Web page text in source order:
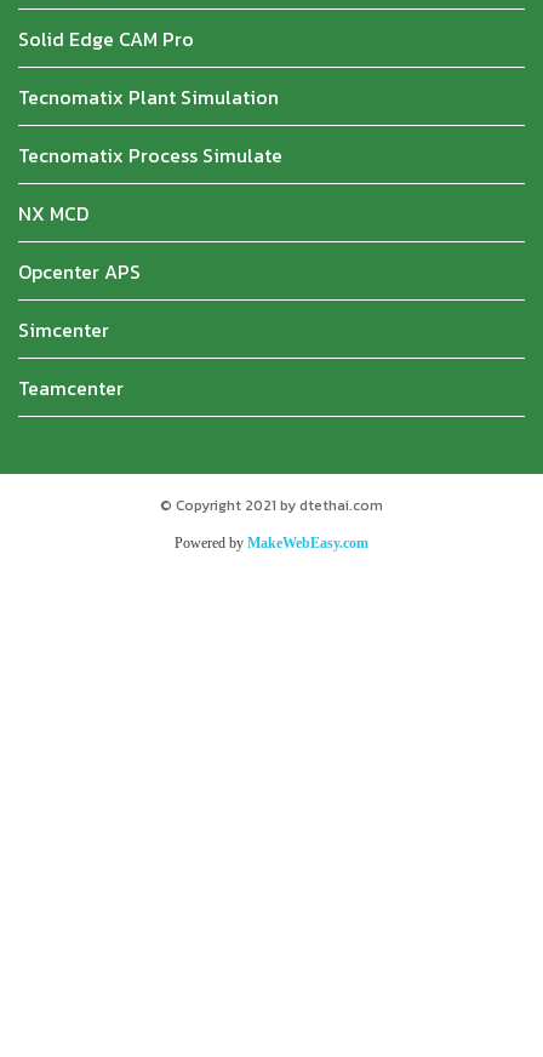
Solid Edge CAM Pro
Tecnomatix Plant Simulation
Tecnomatix Process Simulate
NX MCD
Opcenter APS
Simcenter
Teamcenter
© Copyright 2021 by dtethai.com
Powered by MakeWebEasy.com